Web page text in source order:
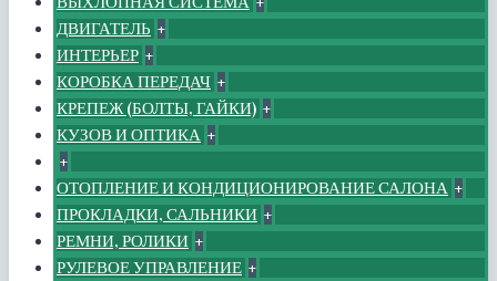
ДВИГАТЕЛЬ +
ИНТЕРЬЕР +
КОРОБКА ПЕРЕДАЧ +
КРЕПЕЖ (БОЛТЫ, ГАЙКИ) +
КУЗОВ И ОПТИКА +
+
ОТОПЛЕНИЕ И КОНДИЦИОНИРОВАНИЕ САЛОНА +
ПРОКЛАДКИ, САЛЬНИКИ +
РЕМНИ, РОЛИКИ +
РУЛЕВОЕ УПРАВЛЕНИЕ +